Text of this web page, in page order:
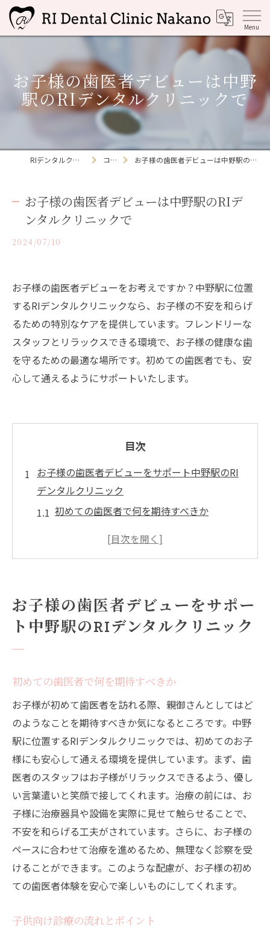
お子様の歯医者デビューは中野
駅のRIデンタルクリニックで
RIデンタルクリニック中野 コラム お子様の歯医者デビューは中野駅のRIデンタルクリニックで
お子様の歯医者デビューは中野駅のRIデ
ンタルクリニックで
2024/07/10
お子様の歯医者デビューをお考えですか？中野駅に位置
するRIデンタルクリニックなら、お子様の不安を和らげ
るための特別なケアを提供しています。フレンドリーな
スタッフとリラックスできる環境で、お子様の健康な歯
を守るための最適な場所です。初めての歯医者でも、安
心して通えるようにサポートいたします。
目次
お子様の歯医者デビューをサポート中野駅のRI
デンタルクリニック
初めての歯医者で何を期待すべきか
子供向け診療の流れとポイント
中野駅周辺の家族向け施設情報
安心の歯医者体験中野駅のRIデンタルクリニッ
スタッフの親しみやすさの重要性
治療前の準備と説明が安心をもたらす
子供に優しい歯医者の選び方
治療後のケアとフォローアップ
小さなお子様も安心中野駅RIデンタルクリニッ
クの特別ケア
乳歯のケアと重要性
小児歯科の専門治療内容
お子様の歯磨き習慣の形成
リラックスできる待合室の工夫
お子様のための特別なアクティビティ
お子様の歯医者デビューをサポー
ト中野駅のRIデンタルクリニック
初めての歯医者で何を期待すべきか
お子様が初めて歯医者を訪れる際、親御さんとしてはど
のようなことを期待すべきか気になるところです。中野
駅に位置するRIデンタルクリニックでは、初めてのお子
様にも安心して通える環境を提供しています。まず、歯
医者のスタッフはお子様がリラックスできるよう、優し
い言葉遣いと笑顔で接してくれます。治療の前には、お
子様に治療器具や設備を実際に見せて触らせることで、
不安を和らげる工夫がされています。さらに、お子様の
ペースに合わせて治療を進めるため、無理なく診察を受
けることができます。このような配慮が、お子様の初め
ての歯医者体験を安心で楽しいものにしてくれます。
子供向け診療の流れとポイント